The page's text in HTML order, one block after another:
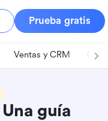
Prueba gratis
Ventas y CRM
guía